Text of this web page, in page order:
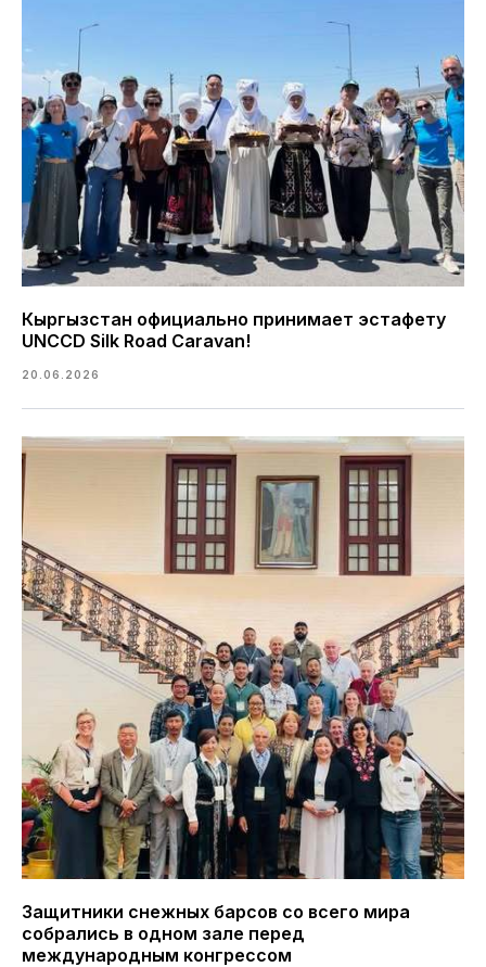
Кыргызстан официально принимает эстафету
UNCCD Silk Road Caravan!
20.06.2026
Защитники снежных барсов со всего мира
собрались в одном зале перед
международным конгрессом